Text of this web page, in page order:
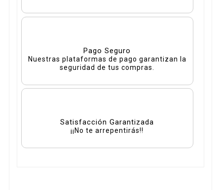
Pago Seguro
Nuestras plataformas de pago garantizan la
seguridad de tus compras.
Satisfacción Garantizada
¡¡No te arrepentirás!!